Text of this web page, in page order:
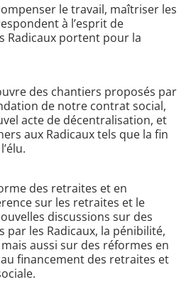
le travail, maîtriser les
à l’esprit de
Radicaux portent pour la
des chantiers proposés par
de notre contrat social,
acte de décentralisation, et
aux Radicaux tels que la fin
des retraites et en
sur les retraites et le
discussions sur des
par les Radicaux, la pénibilité,
aussi sur des réformes en
financement des retraites et